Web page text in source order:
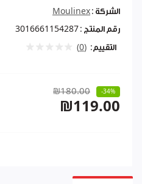
الشركة : Moulinex
رقم المنتج : 3016661154287
التقييم: (0)
₪180.00 -34%
₪119.00